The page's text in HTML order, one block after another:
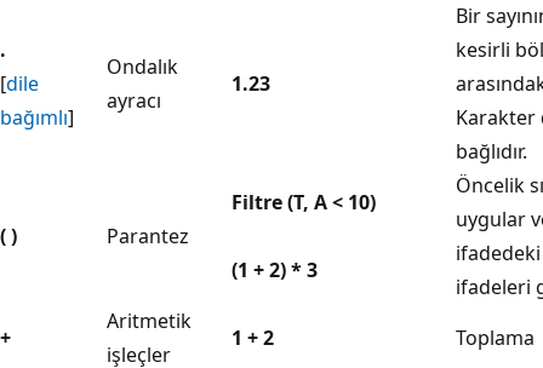
.
[dile
bağımlı]
Ondalık
ayracı
1.23
Bir
kesirli
Karakter
bağlıdır.
( ) Parantez
Filtre (T, A < 10)
(1 + 2) * 3
Öncelik
uygular
ifadeleri
+
Aritmetik
işleçler
1 + 2
Toplama